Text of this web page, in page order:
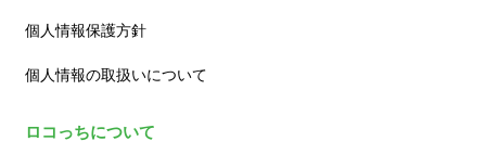
個人情報保護方針
個人情報の取扱いについて
ロコっちについて